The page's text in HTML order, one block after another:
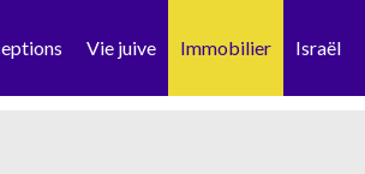
Vie juive Immobilier Israël